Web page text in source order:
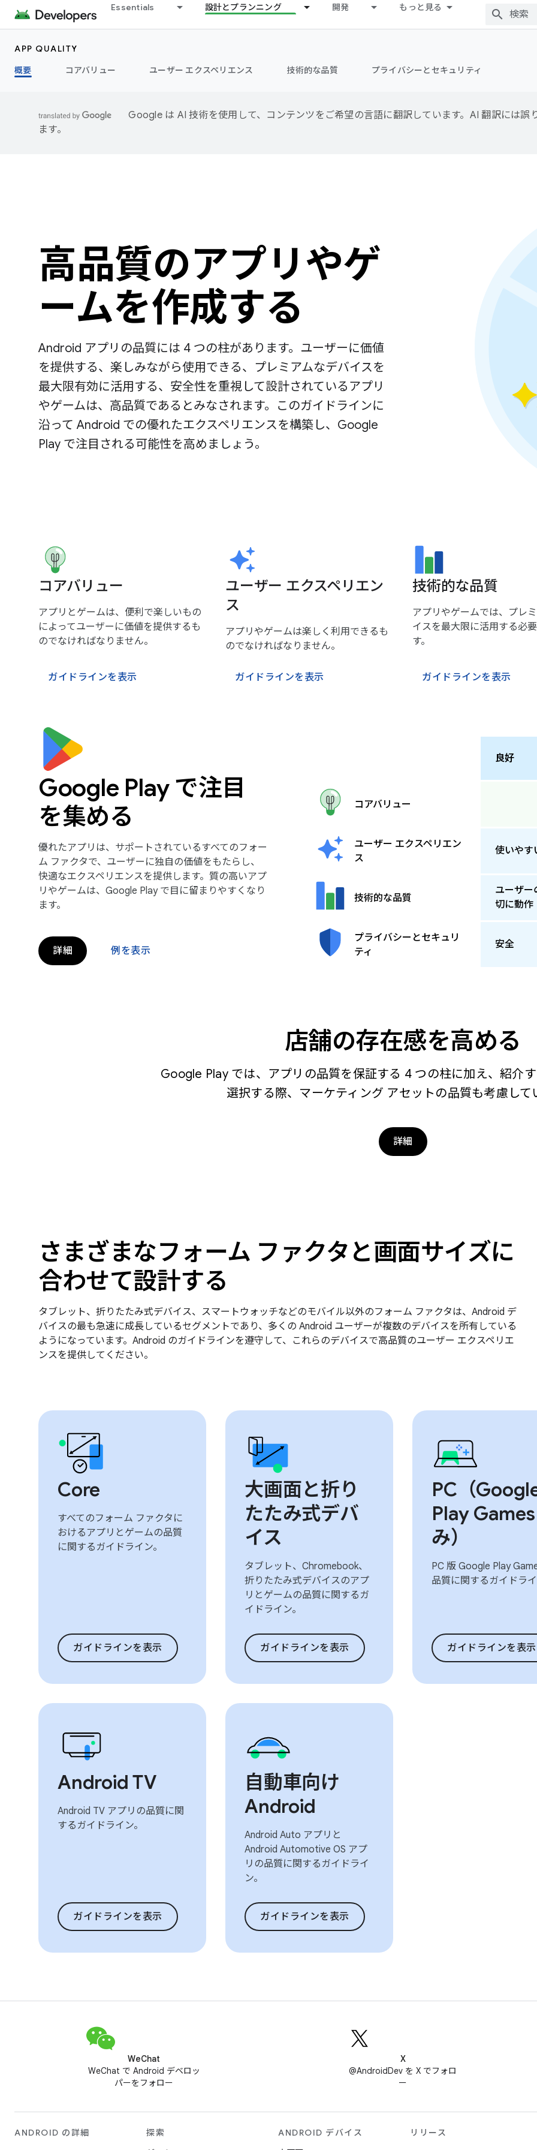
Essentials 設計とプランニング 開発 もっと見る
APP QUALITY
概要
コアバリュー ユーザー エクスペリエンス 技術的な品質 プライバシーとセキュリティ
Google は AI 技術を使用して、コンテンツをご希望の言語に翻訳しています。AI 翻訳には誤
ます。
高品質のアプリやゲ
ームを作成する
Android アプリの品質には 4 つの柱があります。ユーザーに価値
を提供する、楽しみながら使用できる、プレミアムなデバイスを
最大限有効に活用する、安全性を重視して設計されているアプリ
やゲームは、高品質であるとみなされます。このガイドラインに
沿って Android での優れたエクスペリエンスを構築し、Google
Play で注目される可能性を高めましょう。
コアバリュー
アプリとゲームは、便利で楽しいもの
によってユーザーに価値を提供するも
のでなければなりません。
ガイドラインを表示
ユーザー エクスペリエン
ス
アプリやゲームは楽しく利用できるも
のでなければなりません。
ガイドラインを表示
技術的な品質
アプリやゲームでは、プレ
イスを最大限に活用する必
す。
ガイドラインを表示
Google Play で注目
を集める
優れたアプリは、サポートされているすべてのフォー
ム ファクタで、ユーザーに独自の価値をもたらし、
快適なエクスペリエンスを提供します。質の高いアプ
リやゲームは、Google Play で目に留まりやすくなり
ます。
詳細 例を表示
良好
コアバリュー
ユーザー エクスペリエン
ス
使いやす
技術的な品質
ユーザー
切に動作
プライバシーとセキュリ
ティ
安全
店舗の存在感を高める
Google Play では、アプリの品質を保証する 4 つの柱に加え、紹介
選択する際、マーケティング アセットの品質も考慮して
詳細
さまざまなフォーム ファクタと画面サイズに
合わせて設計する
タブレット、折りたたみ式デバイス、スマートウォッチなどのモバイル以外のフォーム ファクタは、Android デ
バイスの最も急速に成長しているセグメントであり、多くの Android ユーザーが複数のデバイスを所有している
ようになっています。Android のガイドラインを遵守して、これらのデバイスで高品質のユーザー エクスペリエ
ンスを提供してください。
Core
すべてのフォーム ファクタに
おけるアプリとゲームの品質
に関するガイドライン。
ガイドラインを表示
大画面と折り
たたみ式デバ
イス
タブレット、Chromebook、
折りたたみ式デバイスのアプ
リとゲームの品質に関するガ
イドライン。
ガイドラインを表示
PC（
Play
み）
PC 版 Google Play
品質に関するガイドラ
ガイドラインを表示
Android TV
Android TV アプリの品質に関
するガイドライン。
ガイドラインを表示
自動車向け
Android
Android Auto アプリと
Android Automotive OS アプ
リの品質に関するガイドライ
ン。
ガイドラインを表示
WeChat
WeChat で Android デベロッ
パーをフォロー
X
@AndroidDev を X でフォロ
ー
ANDROID の詳細
探索
ANDROID デバイス
リリース